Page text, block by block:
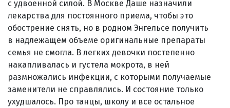
с удвоенной силой. В Москве Даше назначили
лекарства для постоянного приема, чтобы это
обострение снять, но в родном Энгельсе получить
в надлежащем объеме оригинальные препараты
семья не смогла. В легких девочки постепенно
накапливалась и густела мокрота, в ней
размножались инфекции, с которыми получаемые
заменители не справлялись. И состояние только
ухудшалось. Про танцы, школу и все остальное